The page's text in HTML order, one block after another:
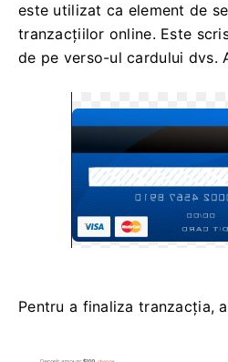
este utilizat ca element de
tranzacțiilor online. Este
de pe verso-ul cardului dvs.
Pentru a finaliza tranzacția,